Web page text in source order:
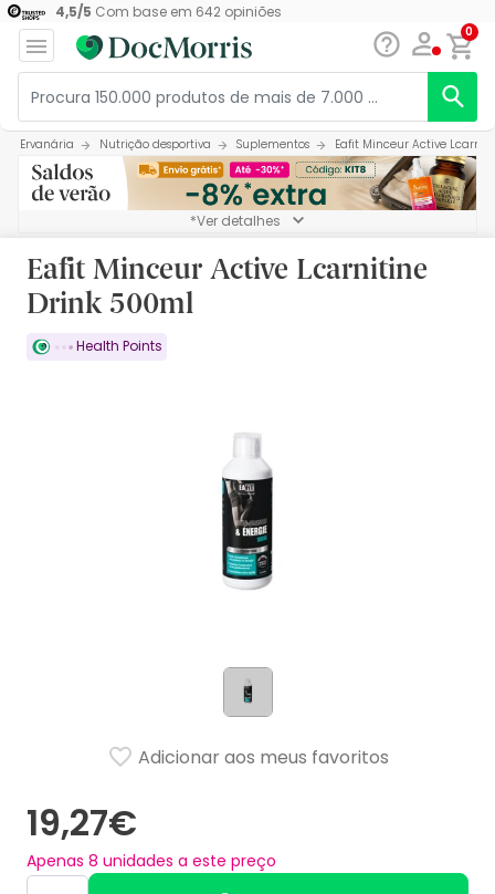
4,5/5 Com base em 642opiniões
0
Ervanária Nutrição desportiva Suplementos Eafit Minceur Active
*Ver detalhes
Eafit Minceur Active Lcarnitine
Drink 500ml
Health Points
19,27€
Apenas 8 unidades a este preço
Adicionar aos meus favoritos